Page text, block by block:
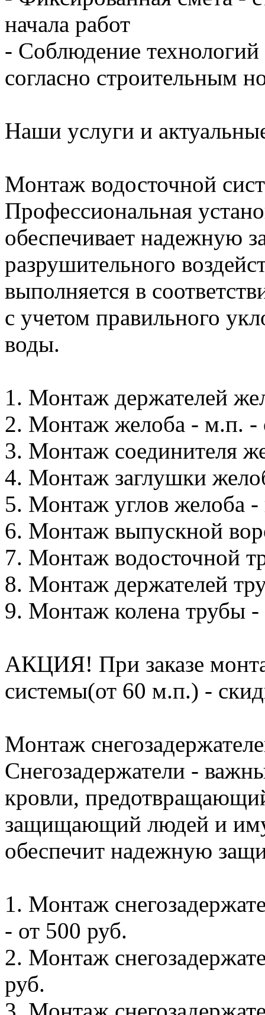
начала работ
- Соблюдение
согласно строительным
Наши услуги и
Монтаж водосточной
Профессиональная
обеспечивает надежную
разрушительного
выполняется в
с учетом правильного
воды.
1. Монтаж держателей
2. Монтаж желоба - м.п. -
3. Монтаж соединителя
4. Монтаж заглушки
5. Монтаж углов желоба
6. Монтаж выпускной
7. Монтаж водосточной
8. Монтаж держателей
9. Монтаж колена трубы
АКЦИЯ! При заказе
системы(от 60 м.п.) -
Монтаж
Снегозадержатели -
кровли,
защищающий людей и
обеспечит надежную
1. Монтаж
- от 500 руб.
2. Монтаж
руб.